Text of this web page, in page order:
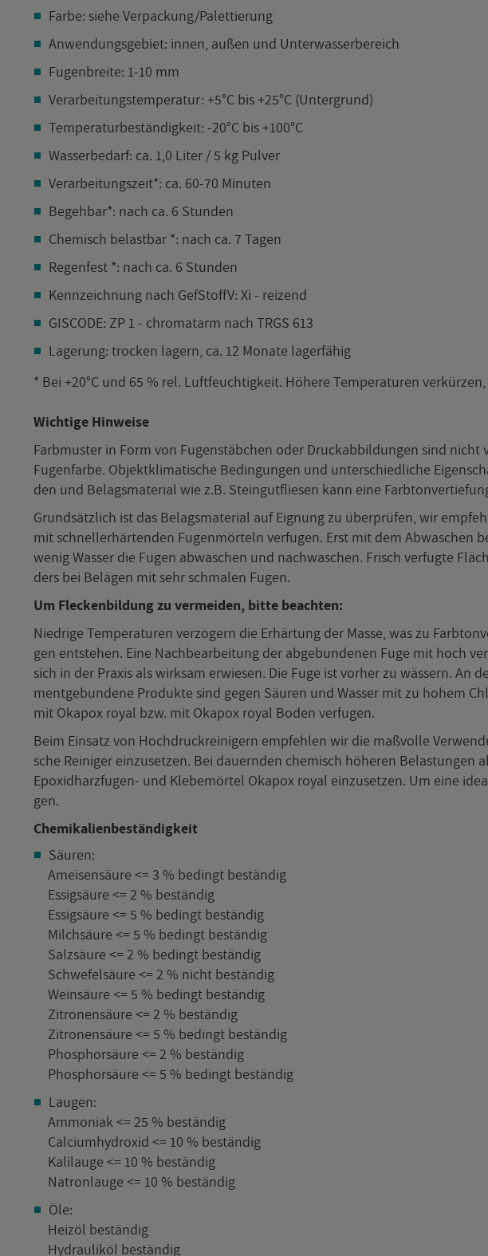
Farbe: siehe Ver­pa­ckung/Pa­let­tie­rung
An­wen­dungs­ge­biet: innen, außen und Un­ter­was­ser­be­reich
Fu­gen­brei­te: 1-10 mm
Ver­ar­bei­tungs­tem­pe­ra­tur: +5°C bis +25°C (Un­ter­grund)
Tem­pe­ra­tur­be­stän­dig­keit: -20°C bis +100°C
Was­ser­be­darf: ca. 1,0 Liter / 5 kg Pul­ver
Ver­ar­bei­tungs­zeit*: ca. 60-70 Mi­nu­ten
Be­geh­bar*: nach ca. 6 Stun­den
Che­misch be­last­bar *: nach ca. 7 Tagen
Re­gen­fest *: nach ca. 6 Stun­den
Kenn­zeich­nung nach GefStoffV: Xi - rei­zend
GIS­CODE: ZP 1 - chro­mat­arm nach TRGS 613
La­ge­rung: tro­cken la­gern, ca. 12 Mo­na­te la­ger­fä­hig
* Bei +20°C und 65 % rel. Luft­feuch­tig­keit. Hö­he­re Tem­pe­ra­tu­ren
Wich­ti­ge Hin­wei­se
Farb­mus­ter in Form von Fu­gen­stäb­chen oder Druck­ab­bil­dun­gen sind
Fu­gen­far­be. Ob­jekt­kli­ma­ti­sche Be­din­gun­gen und un­ter­schied­li­che
den und Be­lags­ma­te­ri­al wie z.B. Stein­gut­flie­sen kann eine
Grund­sätz­lich ist das Be­lags­ma­te­ri­al auf Eig­nung zu über­prü­fen, wir
mit schnel­ler­här­ten­den Fu­gen­mör­teln ver­fu­gen. Erst mit dem Ab­wa­schen
wenig Was­ser die Fugen ab­wa­schen und nach­wa­schen. Frisch ver­fug­te
ders bei Be­lä­gen mit sehr schma­len Fugen.
Um Fle­cken­bil­dung zu ver­mei­den, bitte be­ach­ten:
Nied­ri­ge Tem­pe­ra­tu­ren ver­zö­gern die Er­här­tung der Masse, was zu
gen ent­ste­hen. Eine Nach­be­ar­bei­tung der ab­ge­bun­de­nen Fuge mit hoch
sich in der Pra­xis als wirk­sam er­wie­sen. Die Fuge ist vor­her zu wäs­sern.
ment­ge­bun­de­ne Pro­duk­te sind gegen Säu­ren und Was­ser mit zu hohem
mit Oka­pox royal bzw. mit Oka­pox royal Boden ver­fu­gen.
Beim Ein­satz von Hoch­druck­rei­ni­gern emp­feh­len wir die maß­vol­le
sche Rei­ni­ger ein­zu­set­zen. Bei dau­ern­den che­misch hö­he­ren
Epo­xid­harz­fu­gen- und Kle­be­mör­tel Oka­pox royal ein­zu­set­zen. Um eine
gen.
Che­mi­ka­li­en­be­stän­dig­keit
Säu­ren:
Amei­sen­säu­re <= 3 % be­dingt be­stän­dig
Es­sig­säu­re <= 2 % be­stän­dig
Es­sig­säu­re <= 5 % be­dingt be­stän­dig
Milch­säu­re <= 5 % be­dingt be­stän­dig
Salz­säu­re <= 2 % be­dingt be­stän­dig
Schwe­fel­säu­re <= 2 % nicht be­stän­dig
Wein­säu­re <= 5 % be­dingt be­stän­dig
Zi­tro­nen­säu­re <= 2 % be­stän­dig
Zi­tro­nen­säu­re <= 5 % be­dingt be­stän­dig
Phos­phor­säu­re <= 2 % be­stän­dig
Phos­phor­säu­re <= 5 % be­dingt be­stän­dig
Lau­gen:
Am­mo­ni­ak <= 25 % be­stän­dig
Cal­ci­um­hy­droxid <= 10 % be­stän­dig
Ka­li­lau­ge <= 10 % be­stän­dig
Na­tron­lau­ge <= 10 % be­stän­dig
Öle:
Heiz­öl be­stän­dig
Hy­drau­lik­öl be­stän­dig